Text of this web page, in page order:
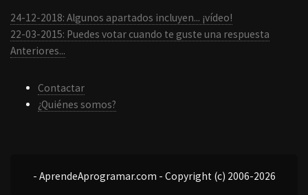
24-12-2018: Algunos apartados incluyen... ¡vídeo!
22-03-2015: Puedes votar cuando te guste una respuesta
Anteriores...
Contactar
¿Quiénes somos?
- AprendeAprogramar.com - Copyright (c) 2006-2026